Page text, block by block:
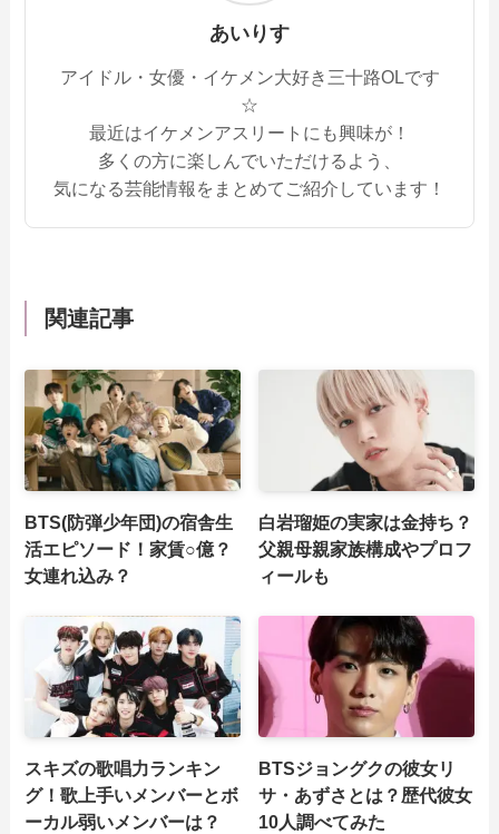
あいりす
アイドル・女優・イケメン大好き三十路OLです
☆
最近はイケメンアスリートにも興味が！
多くの方に楽しんでいただけるよう、
気になる芸能情報をまとめてご紹介しています！
関連記事
BTS(防弾少年団)の宿舎生
活エピソード！家賃○億？
女連れ込み？
白岩瑠姫の実家は金持ち？
父親母親家族構成やプロフ
ィールも
スキズの歌唱力ランキン
グ！歌上手いメンバーとボ
ーカル弱いメンバーは？
BTSジョングクの彼女リ
サ・あずさとは？歴代彼女
10人調べてみた